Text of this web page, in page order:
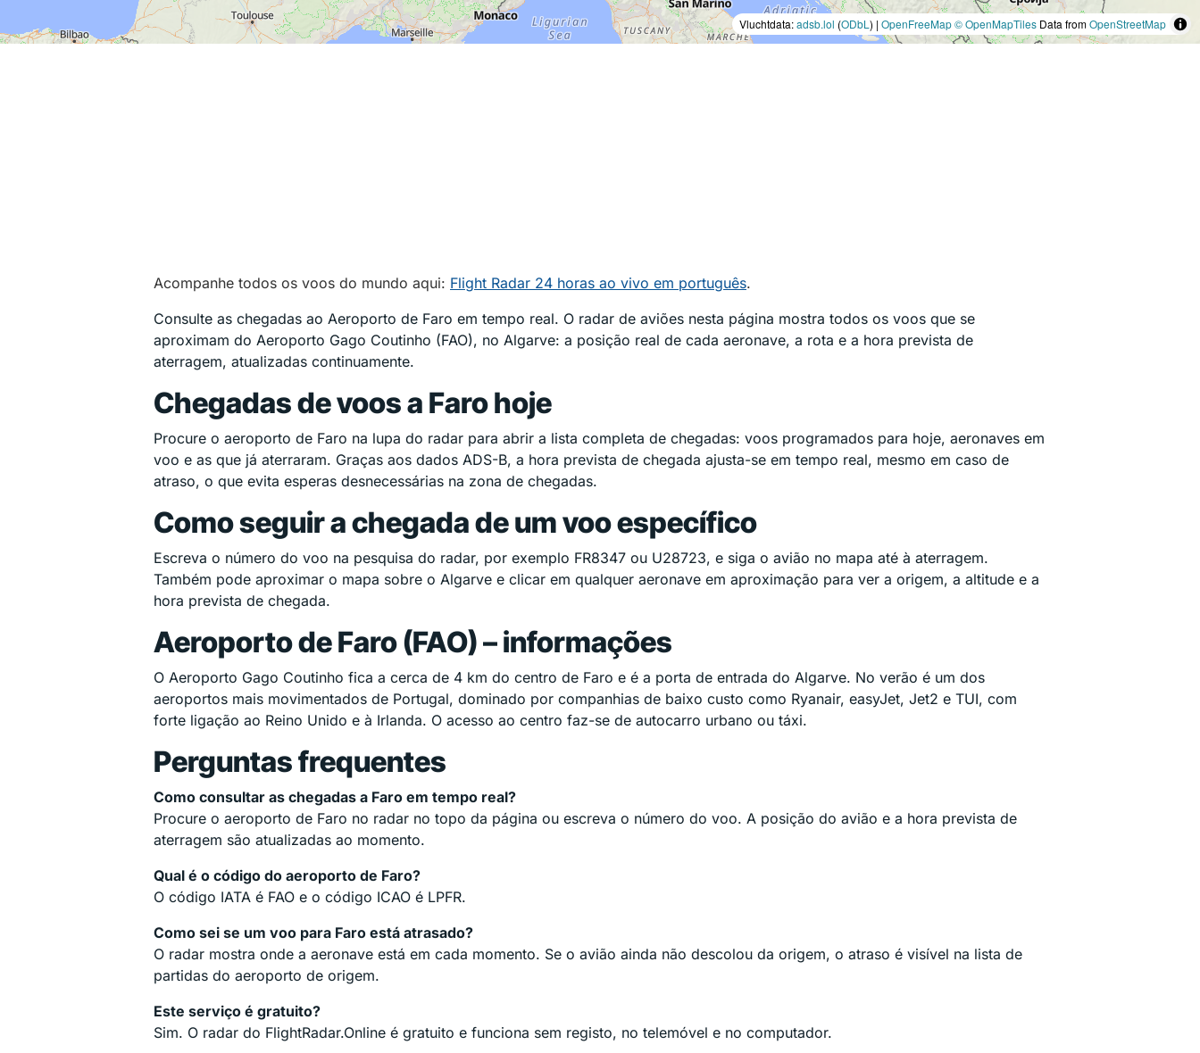
Vluchtdata:adsb.lol (ODbL ) | OpenFreeMap© OpenMapTiles Data fromOpenStreetMap
Acompanhe todos os voos do mundo aqui: Flight Radar 24 horas ao vivo em português.
Consulte as chegadas ao Aeroporto de Faro em tempo real. O radar de aviões nesta página mostra todos os voos que se
aproximam do Aeroporto Gago Coutinho (FAO), no Algarve: a posição real de cada aeronave, a rota e a hora prevista de
aterragem, atualizadas continuamente.
Chegadas de voos a Faro hoje
Procure o aeroporto de Faro na lupa do radar para abrir a lista completa de chegadas: voos programados para hoje, aeronaves em
voo e as que já aterraram. Graças aos dados ADS-B, a hora prevista de chegada ajusta-se em tempo real, mesmo em caso de
atraso, o que evita esperas desnecessárias na zona de chegadas.
Como seguir a chegada de um voo específico
Escreva o número do voo na pesquisa do radar, por exemplo FR8347 ou U28723, e siga o avião no mapa até à aterragem.
Também pode aproximar o mapa sobre o Algarve e clicar em qualquer aeronave em aproximação para ver a origem, a altitude e a
hora prevista de chegada.
Aeroporto de Faro (FAO) – informações
O Aeroporto Gago Coutinho fica a cerca de 4 km do centro de Faro e é a porta de entrada do Algarve. No verão é um dos
aeroportos mais movimentados de Portugal, dominado por companhias de baixo custo como Ryanair, easyJet, Jet2 e TUI, com
forte ligação ao Reino Unido e à Irlanda. O acesso ao centro faz-se de autocarro urbano ou táxi.
Perguntas frequentes
Como consultar as chegadas a Faro em tempo real?
Procure o aeroporto de Faro no radar no topo da página ou escreva o número do voo. A posição do avião e a hora prevista de
aterragem são atualizadas ao momento.
Qual é o código do aeroporto de Faro?
O código IATA é FAO e o código ICAO é LPFR.
Como sei se um voo para Faro está atrasado?
O radar mostra onde a aeronave está em cada momento. Se o avião ainda não descolou da origem, o atraso é visível na lista de
partidas do aeroporto de origem.
Este serviço é gratuito?
Sim. O radar do FlightRadar.Online é gratuito e funciona sem registo, no telemóvel e no computador.